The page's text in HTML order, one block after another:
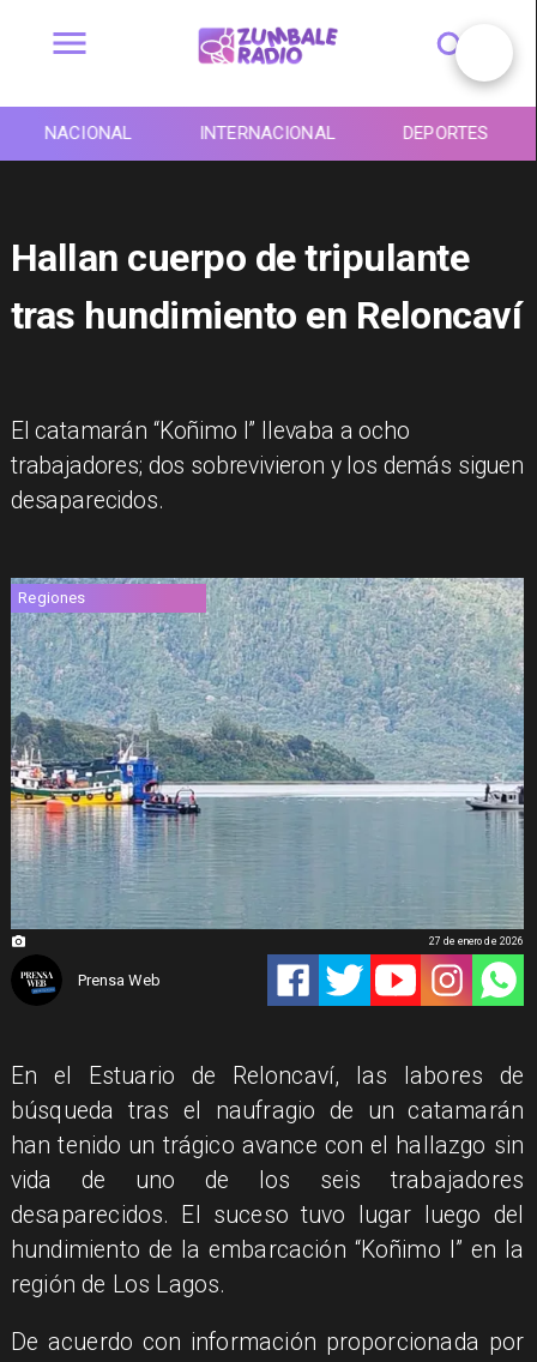
NACIONAL INTERNACIONAL DEPORTES
Hallan cuerpo de tripulante
tras hundimiento en Reloncaví
El catamarán “Koñimo I” llevaba a ocho
trabajadores; dos sobrevivieron y los demás siguen
desaparecidos.
Regiones
Prensa Web
27 de enero de 2026
En el Estuario de Reloncaví, las labores de
búsqueda tras el naufragio de un catamarán
han tenido un trágico avance con el hallazgo sin
vida de uno de los seis trabajadores
desaparecidos. El suceso tuvo lugar luego del
hundimiento de la embarcación “Koñimo I” en la
región de Los Lagos.
De acuerdo con información proporcionada por